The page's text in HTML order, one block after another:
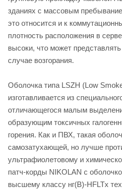
зданиях с массовым
это относится и к
плотность расположения в
высоки, что может
случае возгорания.
Оболочка типа LSZH (Low
изготавливается из
отличающегося малым
образующим токсичных
горения. Как и ПВХ, такая
самозатухающей, но лучше
ультрафиолетовому и
патч-корды NIKOLAN с
высшему классу нг(В)-HFLTx